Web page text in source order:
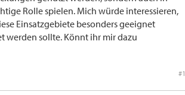
Rolle spielen. Mich würde interessieren,
Einsatzgebiete besonders geeignet
werden sollte. Könnt ihr mir dazu
#1